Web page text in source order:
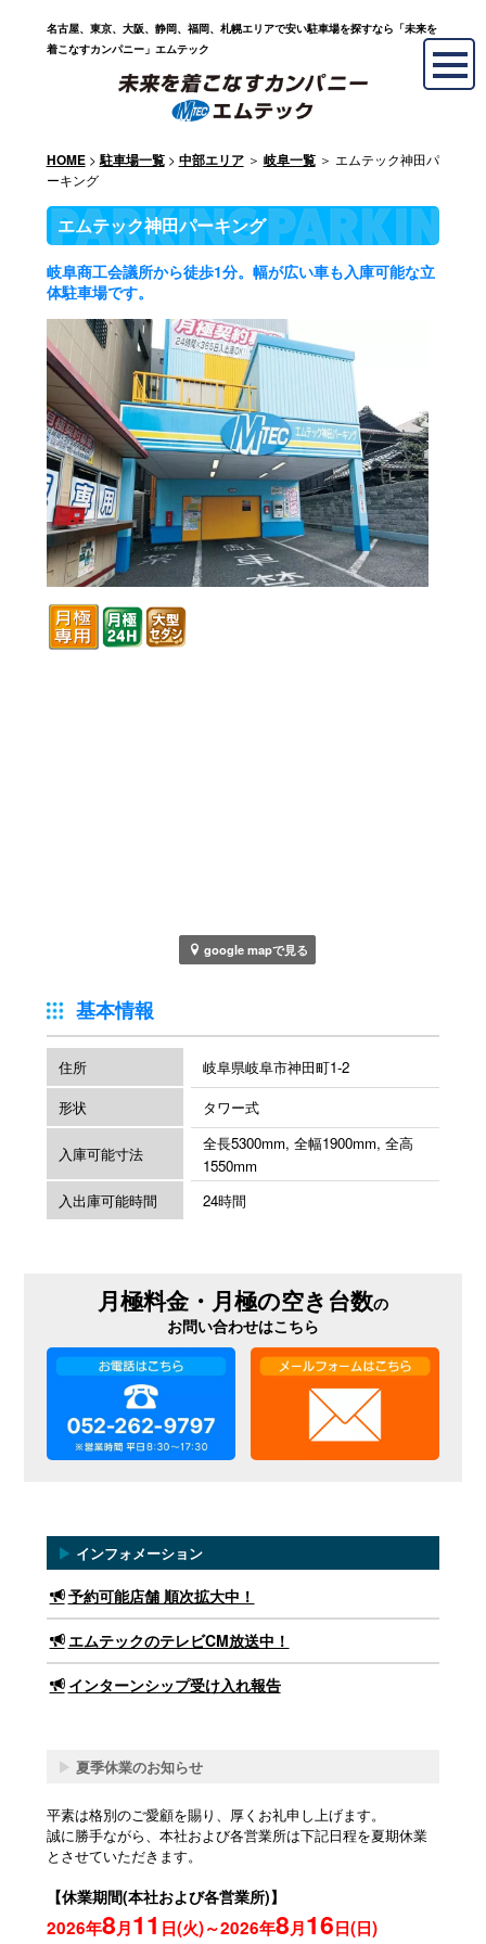
名古屋、東京、大阪、静岡、福岡、札幌エリアで安い駐車場を探すなら「未来を
着こなすカンパニー」エムテック
HOME> 駐車場一覧> 中部エリア＞ 岐阜一覧＞ エムテック神田パ
ーキング
エムテック神田パーキング
岐阜商工会議所から徒歩1分。幅が広い車も入庫可能な立
体駐車場です。
google mapで見る
基本情報
住所
岐阜県岐阜市神田町1-2
形状
タワー式
入庫可能寸法
全長5300mm, 全幅1900mm, 全高
1550mm
入出庫可能時間
24時間
月極料金・月極の空き台数の
お問い合わせはこちら
▶ インフォメーション
予約可能店舗 順次拡大中！
エムテックのテレビCM放送中！
インターンシップ受け入れ報告
▶ 夏季休業のお知らせ
平素は格別のご愛顧を賜り、厚くお礼申し上げます。
誠に勝手ながら、本社および各営業所は下記日程を夏期休業
とさせていただきます。
【休業期間(本社および各営業所)】
2026年8月11 日(火)～2026年8月16日(日)